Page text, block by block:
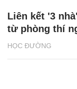
HỌC ĐƯỜNG
Liên kết '3
từ phòng thí